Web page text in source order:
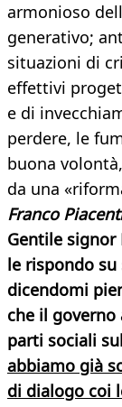
armonioso
generativo;
situazioni di
effettivi
e di
perdere, le
buona
da una
Franco
Gentile signor
le rispondo
dicendomi
che il
parti sociali
abbiamo già
di dialogo coi